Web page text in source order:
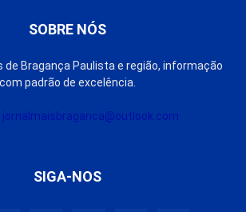
SOBRE NÓS
de Bragança Paulista e região, informação
com padrão de excelência.
jornalmaisbraganca@outlook.com
SIGA-NOS